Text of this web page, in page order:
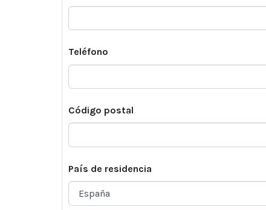
Teléfono
Código postal
País de residencia